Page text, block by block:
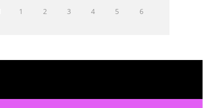
1 2 3 4 5 6